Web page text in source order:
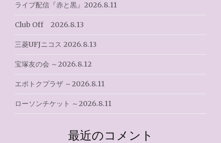
ライブ配信『赤と黒』2026.8.11
Club Off 2026.8.13
三菱UFJニコス 2026.8.13
宝塚友の会 ～2026.8.12
エポトクプラザ ～2026.8.11
ローソンチケット ～2026.8.11
最近のコメント